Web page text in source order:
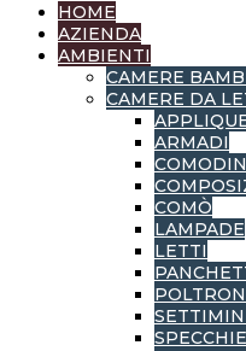
HOME
AZIENDA
AMBIENTI
CAMERE
CAMERE DA
ARMADI
COMÒ
LAMPADE
LETTI